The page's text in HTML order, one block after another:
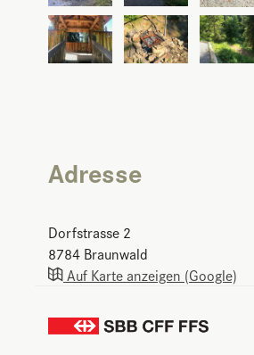
Adresse
Dorfstrasse 2
8784 Braunwald
Auf Karte anzeigen (Google)